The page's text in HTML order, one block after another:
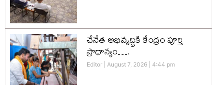
చేనేత అభివృద్ధికి కేంద్రం పూర్తి
ప్రాధాన్యం….
Editor August 7, 2026 4:44 pm